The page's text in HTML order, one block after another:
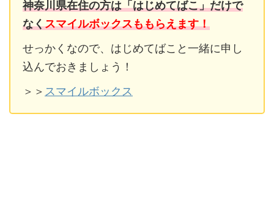
神奈川県在住の方は「はじめてばこ」だけで
なくスマイルボックスももらえます！
せっかくなので、はじめてばこと一緒に申し
込んでおきましょう！
＞＞ スマイルボックス